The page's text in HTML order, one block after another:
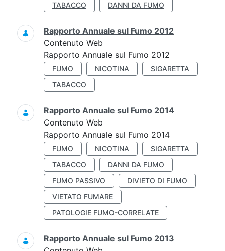
TABACCO
DANNI DA FUMO
Rapporto Annuale sul Fumo 2012
Contenuto Web
Rapporto Annuale sul Fumo 2012
FUMO NICOTINA
SIGARETTA
TABACCO
Rapporto Annuale sul Fumo 2014
Contenuto Web
Rapporto Annuale sul Fumo 2014
FUMO NICOTINA
SIGARETTA
TABACCO
DANNI DA FUMO
FUMO PASSIVO
DIVIETO DI FUMO
VIETATO FUMARE
PATOLOGIE FUMO-CORRELATE
Rapporto Annuale sul Fumo 2013